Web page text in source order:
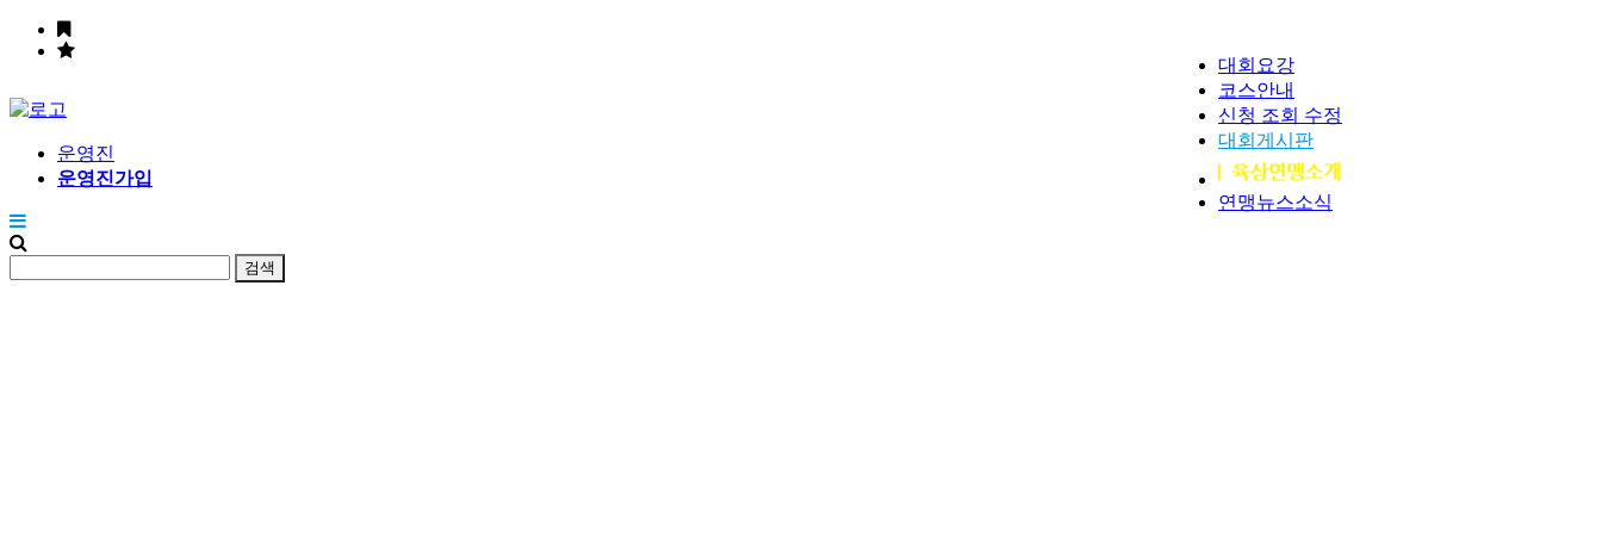
운영진
운영진가입
대회요강
코스안내
신청 조회 수정
대회게시판
연맹뉴스소식